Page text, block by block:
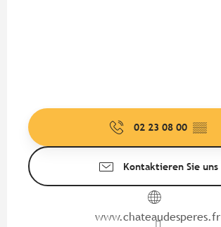
02 23 08 00 ▒▒
Kontaktieren Sie uns
www.chateaudesperes.fr